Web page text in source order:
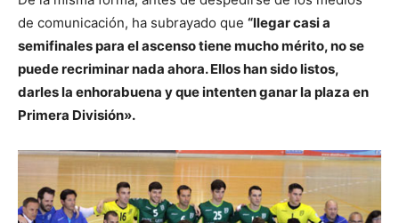
de comunicación, ha subrayado que “llegar casi a
semifinales para el ascenso tiene mucho mérito, no se
puede recriminar nada ahora. Ellos han sido listos,
darles la enhorabuena y que intenten ganar la plaza en
Primera División».